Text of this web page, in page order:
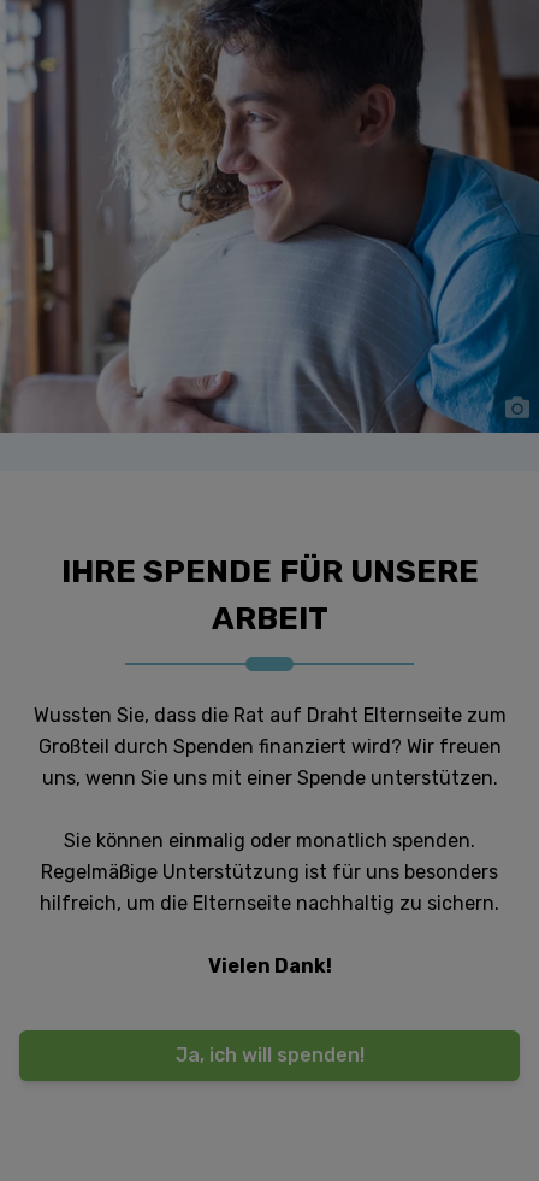
IHRE SPENDE FÜR UNSERE
ARBEIT
Wussten Sie, dass die Rat auf Draht Elternseite zum
Großteil durch Spenden finanziert wird? Wir freuen
uns, wenn Sie uns mit einer Spende unterstützen.
Sie können einmalig oder monatlich spenden.
Regelmäßige Unterstützung ist für uns besonders
hilfreich, um die Elternseite nachhaltig zu sichern.
Vielen Dank!
Ja, ich will spenden!